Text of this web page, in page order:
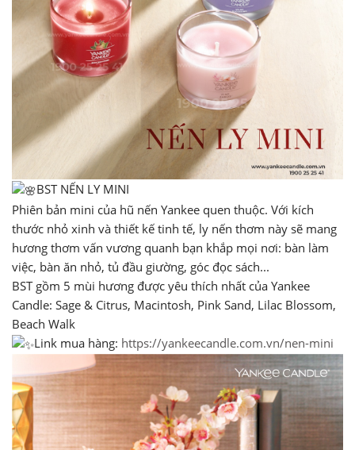
BST NẾN LY MINI
Phiên bản mini của hũ nến Yankee quen thuộc. Với kích
thước nhỏ xinh và thiết kế tinh tế, ly nến thơm này sẽ mang
hương thơm vấn vương quanh bạn khắp mọi nơi: bàn làm
việc, bàn ăn nhỏ, tủ đầu giường, góc đọc sách...
BST gồm 5 mùi hương được yêu thích nhất của Yankee
Candle: Sage & Citrus, Macintosh, Pink Sand, Lilac Blossom,
Beach Walk
Link mua hàng: https://yankeecandle.com.vn/nen-mini